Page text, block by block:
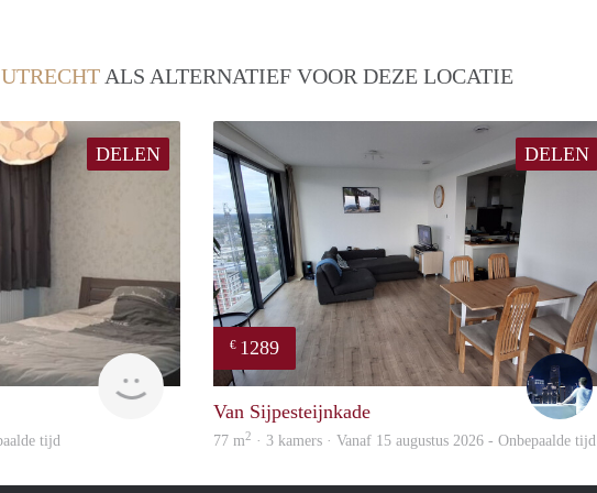
UTRECHT ALS ALTERNATIEF VOOR DEZE LOCATIE
DELEN
Woning
tijd
DELEN
€ 1289
Van Sijpesteijnkade
77 m2 · 3 kamers · Vanaf 15 augustus 2026 - Onbepaalde tijd